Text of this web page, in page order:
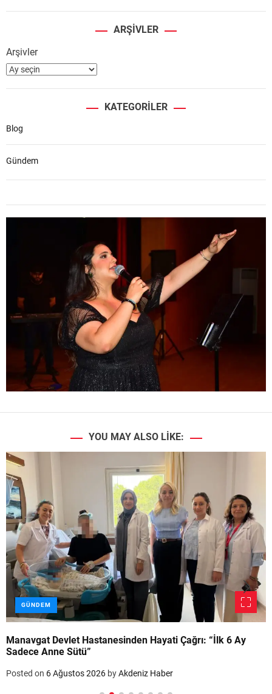
ARŞIVLER
Arşivler
KATEGORILER
Blog
Gündem
YOU MAY ALSO LIKE:
GÜNDEM
Manavgat Devlet Hastanesinden Hayati Çağrı: “İlk 6 Ay
Sadece Anne Sütü”
Posted on 6 Ağustos 2026 byAkdeniz Haber